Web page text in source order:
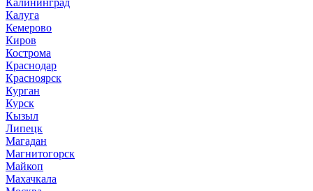
Калуга
Кемерово
Киров
Кострома
Краснодар
Красноярск
Курган
Курск
Кызыл
Липецк
Магадан
Магнитогорск
Майкоп
Махачкала